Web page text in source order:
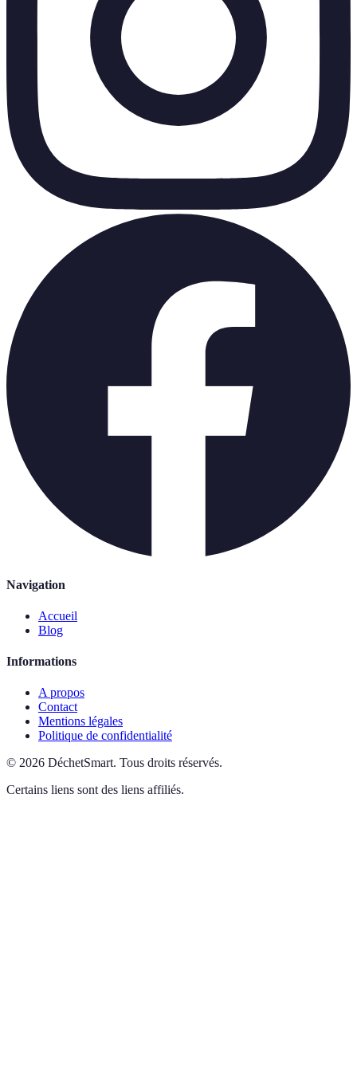
Navigation
Accueil
Blog
Informations
A propos
Contact
Mentions légales
Politique de confidentialité
© 2026 DéchetSmart. Tous droits réservés.
Certains liens sont des liens affiliés.